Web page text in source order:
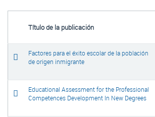
Título de la publicación
Factores para el éxito escolar de la población
de origen inmigrante
Educational Assessment for the Professional
Competences Development In New Degrees